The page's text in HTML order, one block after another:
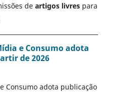
de artigos livres para
e Consumo adota
de 2026
Consumo adota publicação